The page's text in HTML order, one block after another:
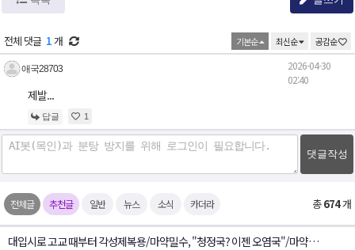
전체 댓글 1개 기본순 최신순 공감순
애국28703
2026-04-30
02:40
제발...
답글 1
댓글작성
전체글 추천글 일반 뉴스 소식 카더라 총674개
대입시로 고교 때부터 각성제복용/마약밀수, "청정국? 이젠 오염국"/마약류